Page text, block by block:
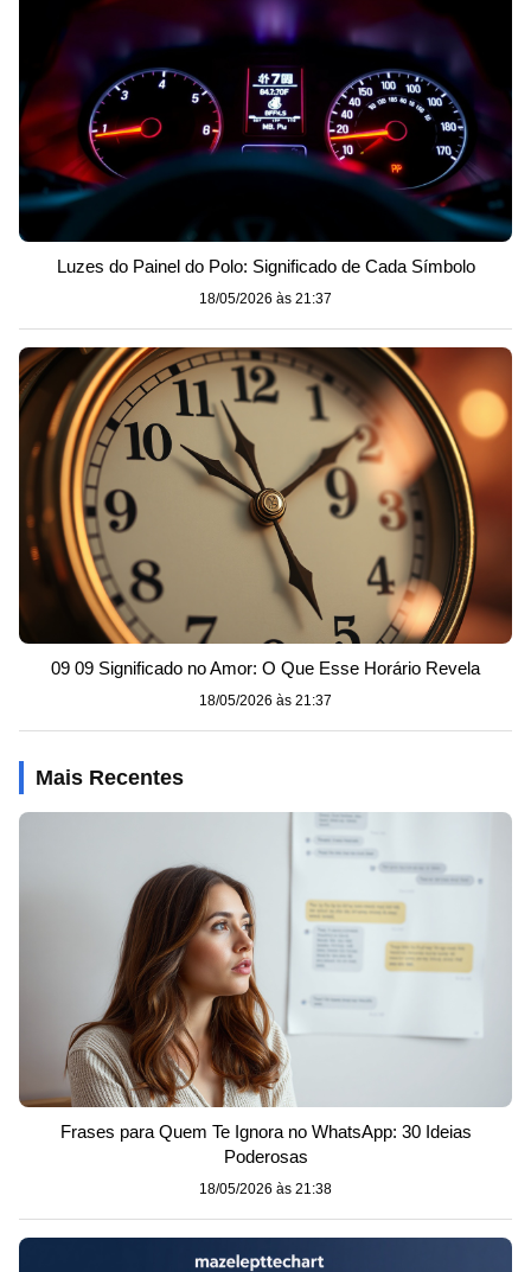
Luzes do Painel do Polo: Significado de Cada Símbolo
18/05/2026 às 21:37
09 09 Significado no Amor: O Que Esse Horário Revela
18/05/2026 às 21:37
Mais Recentes
Frases para Quem Te Ignora no WhatsApp: 30 Ideias
Poderosas
18/05/2026 às 21:38